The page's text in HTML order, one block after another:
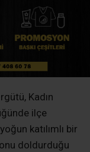
Başkan
Başkan
Meclis Üyesi
kolları